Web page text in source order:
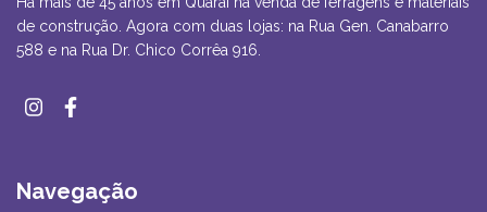
de construção. Agora com duas lojas: na Rua Gen. Canabarro
588 e na Rua Dr. Chico Corrêa 916.
Navegação